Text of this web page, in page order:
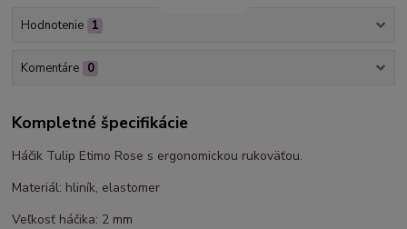
Hodnotenie 1
Komentáre 0
Kompletné špecifikácie
Háčik Tulip Etimo Rose s ergonomickou rukoväťou.
Materiál: hliník, elastomer
Veľkosť háčika: 2 mm